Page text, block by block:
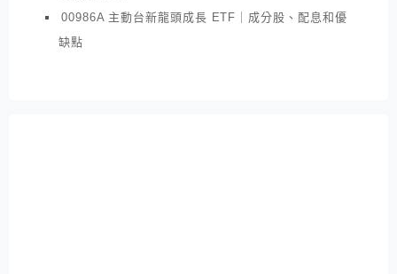
00986A 主動台新龍頭成長 ETF｜成分股、配息和優
缺點